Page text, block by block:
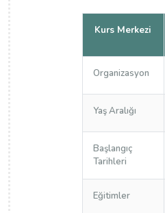
Kurs Merkezi
Organizasyon
Yaş Aralığı
Başlangıç
Tarihleri
Eğitimler